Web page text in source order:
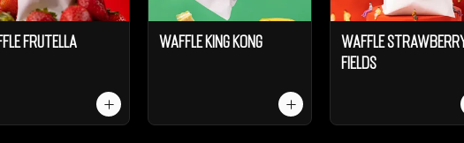
Frutella Waffle King Kong
Waffle
Fields